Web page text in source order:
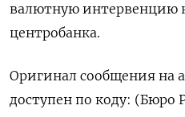
валютную интервенцию
центробанка.
Оригинал сообщения на
доступен по коду: (Бюро